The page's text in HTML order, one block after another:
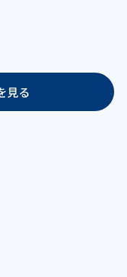
見る